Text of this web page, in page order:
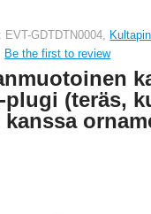
EVT-GDTDTN0004,
Be the first to review
plugi (teräs,
kanssa